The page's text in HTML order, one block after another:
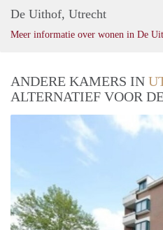
De Uithof, Utrecht
Meer informatie over wonen in De
ANDERE KAMERS IN
ALTERNATIEF VOOR